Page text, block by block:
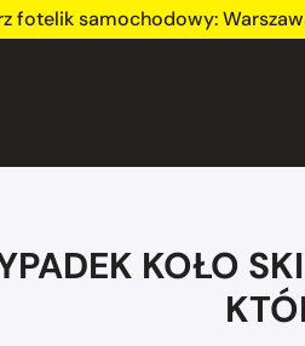
fotelik samochodowy:
KOŁO